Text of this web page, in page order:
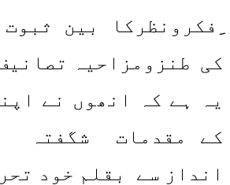
ِفکرونظرکا بین
کی طنزومزاحیہ
یہ ہے کہ انھوں نے
کے مقدمات شگفتہ
انداز سے بقلم خود